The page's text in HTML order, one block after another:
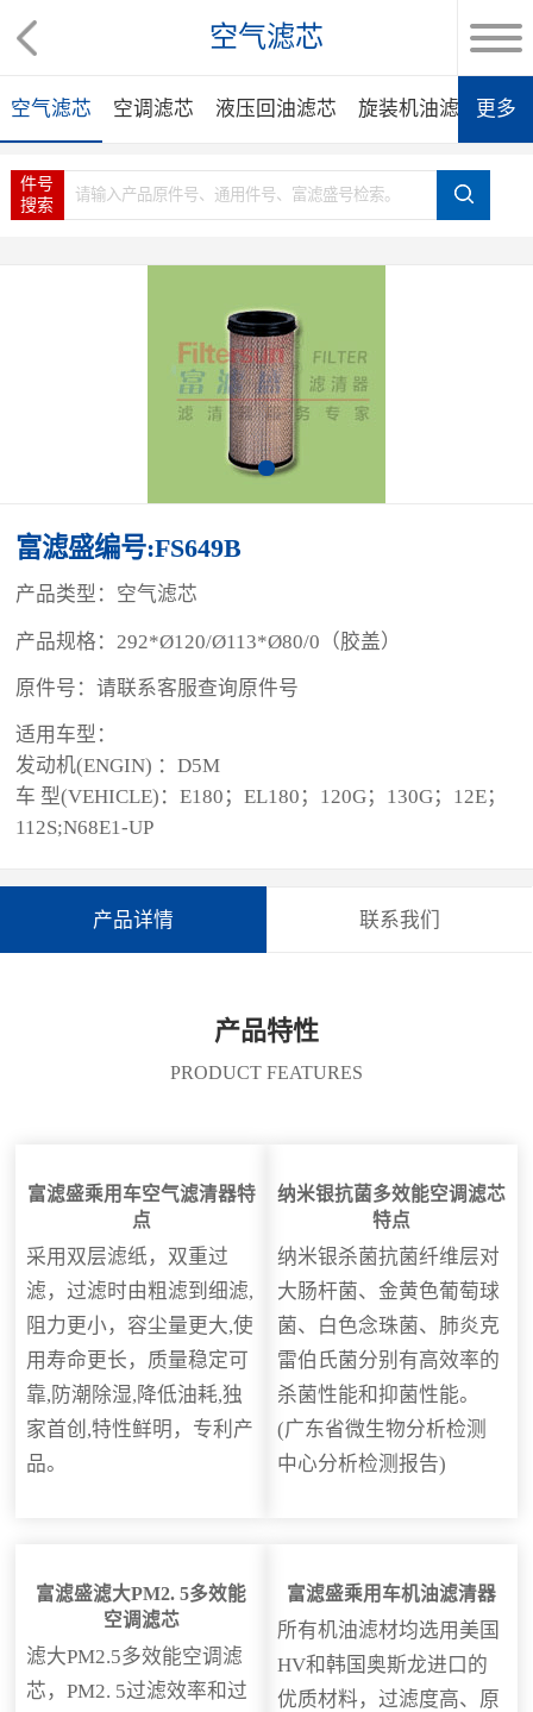
空气滤芯
空气滤芯 空调滤芯 液压回油滤芯 旋装机油滤芯 旋
更多
件号
搜索
富滤盛编号:FS649B
产品类型：空气滤芯
产品规格：292*Ø120/Ø113*Ø80/0（胶盖）
原件号：请联系客服查询原件号
适用车型：
发动机(ENGIN) ：D5M
车 型(VEHICLE)：E180；EL180；120G；130G；12E；
112S;N68E1-UP
产品详情 联系我们
产品特性
PRODUCT FEATURES
富滤盛乘用车空气滤清器特
点
采用双层滤纸，双重过
滤，过滤时由粗滤到细滤,
阻力更小，容尘量更大,使
用寿命更长，质量稳定可
靠,防潮除湿,降低油耗,独
家首创,特性鲜明，专利产
品。
纳米银抗菌多效能空调滤芯
特点
纳米银杀菌抗菌纤维层对
大肠杆菌、金黄色葡萄球
菌、白色念珠菌、肺炎克
雷伯氏菌分别有高效率的
杀菌性能和抑菌性能。
(广东省微生物分析检测
中心分析检测报告)
富滤盛滤大PM2. 5多效能
空调滤芯
滤大PM2.5多效能空调滤
芯，PM2. 5过滤效率和过
富滤盛乘用车机油滤清器
所有机油滤材均选用美国
HV和韩国奥斯龙进口的
优质材料，过滤度高、原